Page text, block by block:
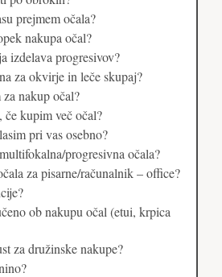
prejmem očala?
nakupa očal?
izdelava progresivov?
za okvirje in leče skupaj?
nakup očal?
če kupim več očal?
pri vas osebno?
progresivna očala?
za pisarne/računalnik – office?
ob nakupu očal (etui, krpica
za družinske nakupe?